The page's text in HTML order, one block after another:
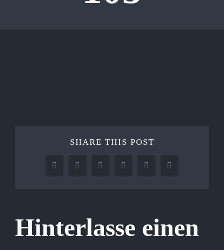
SHARE THIS POST
Facebook
X Reddit LinkedInTumblrPinterest
Hinterlasse einen